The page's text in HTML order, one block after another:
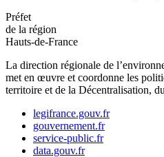
Préfet
de la région
Hauts-de-France
La direction régionale de
met en œuvre et coordonne les
territoire et de la Décentralisation,
legifrance.gouv.fr
gouvernement.fr
service-public.fr
data.gouv.fr